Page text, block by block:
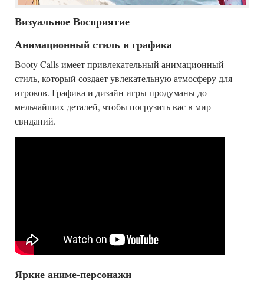
Визуальное Восприятие
Анимационный стиль и графика
Booty Calls имеет привлекательный анимационный
стиль, который создает увлекательную атмосферу для
игроков. Графика и дизайн игры продуманы до
мельчайших деталей, чтобы погрузить вас в мир
свиданий.
Яркие аниме-персонажи